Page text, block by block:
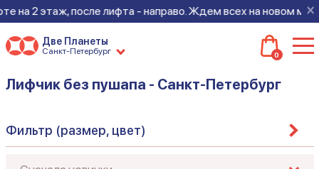
×
лифта - направо. Ждем всех на новом месте!
Две Планеты
Санкт-Петербург 0
Лифчик без пушапа - Санкт-Петербург
Фильтр (размер, цвет)